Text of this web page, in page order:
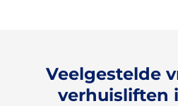
Veelgestelde
verhuisliften